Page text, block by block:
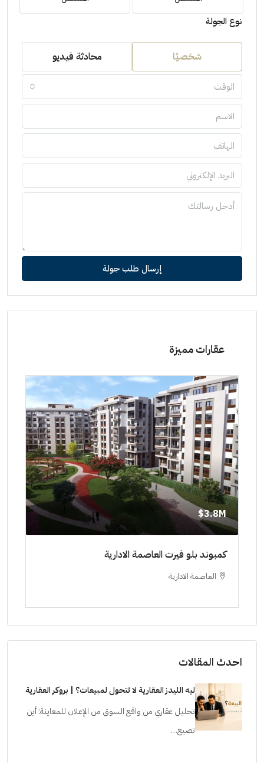
نوع الجولة
شخصيًا محادثة فيديو
الوقت
إرسال طلب جولة
عقارات مميزة
3.8M$
كمبوند بلو فيرت العاصمة الادارية
العاصمة الادارية
احدث المقالات
ليه الليدز العقارية لا تتحول لمبيعات؟ | بروكر العقارية
تحليل عقاري من واقع السوق من الإعلان للمعاينة: أين
تضيع…